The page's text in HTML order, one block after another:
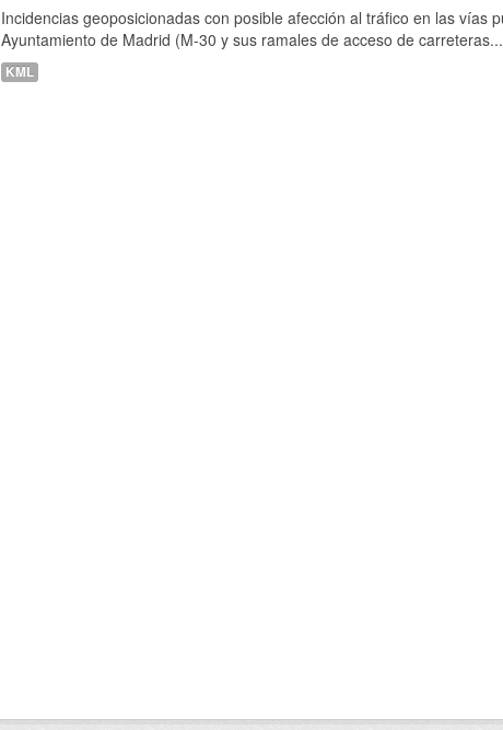
Incidencias geoposicionadas con posible afección al tráfico en las vías
Ayuntamiento de Madrid (M-30 y sus ramales de acceso de carreteras...
KML